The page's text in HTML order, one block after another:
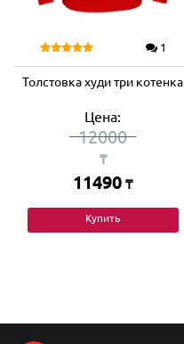
1
Толстовка худи три котенка
Цена:
12000
₸
11490 ₸
Купить